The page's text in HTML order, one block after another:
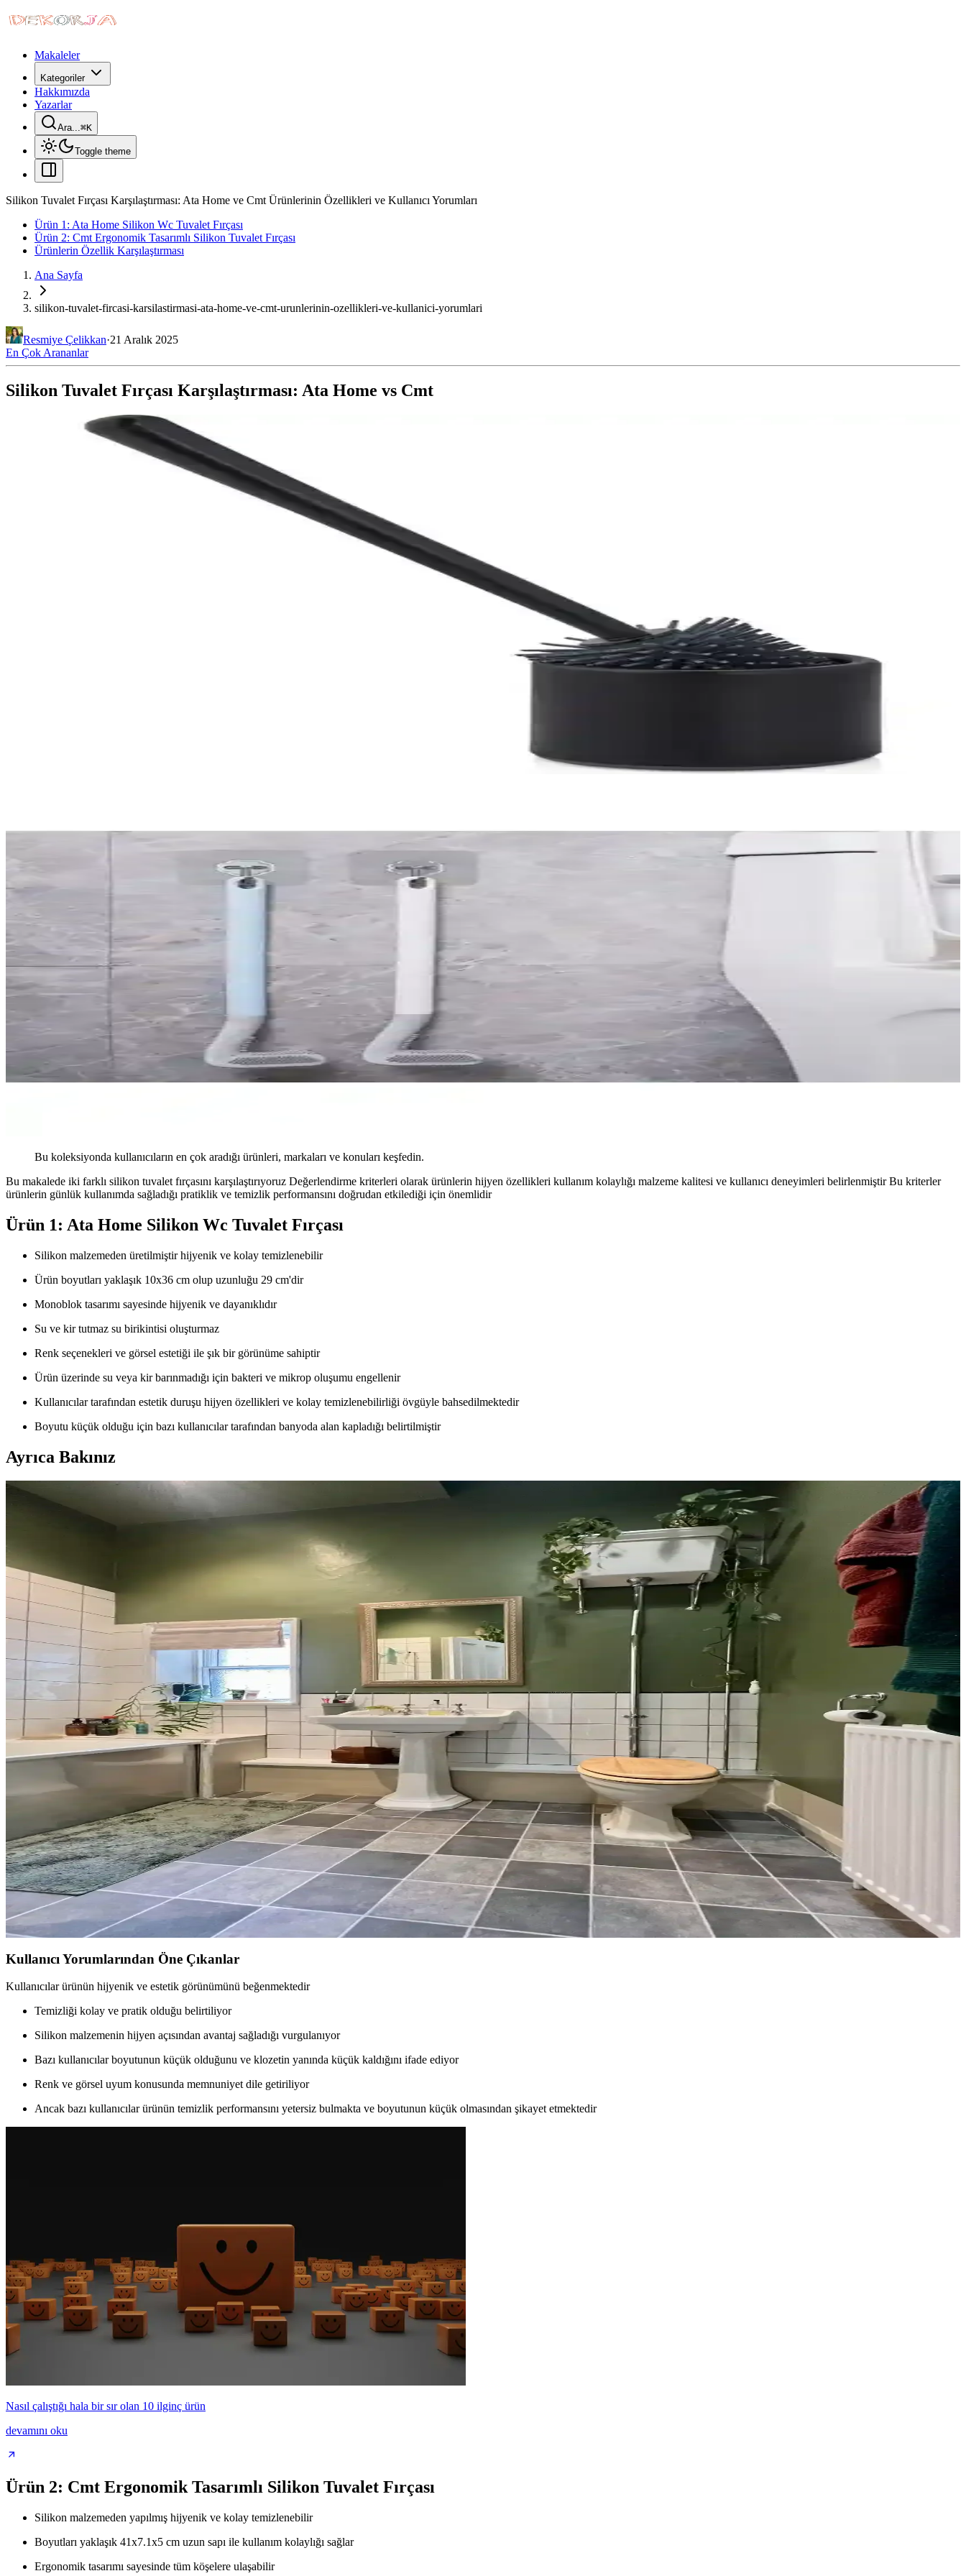
Makaleler
Kategoriler
Hakkımızda
Yazarlar
Ara...⌘K
Toggle theme
Silikon Tuvalet Fırçası Karşılaştırması: Ata Home ve Cmt Ürünlerinin Özellikleri ve Kullanıcı Yorumları
Ürün 1: Ata Home Silikon Wc Tuvalet Fırçası
Ürün 2: Cmt Ergonomik Tasarımlı Silikon Tuvalet Fırçası
Ürünlerin Özellik Karşılaştırması
Ana Sayfa
silikon-tuvalet-fircasi-karsilastirmasi-ata-home-ve-cmt-urunlerinin-ozellikleri-ve-kullanici-yorumlari
Resmiye Çelikkan·21 Aralık 2025
En Çok Arananlar
Silikon Tuvalet Fırçası Karşılaştırması: Ata Home vs Cmt
Bu koleksiyonda kullanıcıların en çok aradığı ürünleri, markaları ve konuları keşfedin.
Bu makalede iki farklı silikon tuvalet fırçasını karşılaştırıyoruz Değerlendirme kriterleri olarak ürünlerin hijyen özellikleri kullanım kolaylığı malzeme kalitesi ve kullanıcı deneyimleri belirlenmiştir Bu kriterler
ürünlerin günlük kullanımda sağladığı pratiklik ve temizlik performansını doğrudan etkilediği için önemlidir
Ürün 1: Ata Home Silikon Wc Tuvalet Fırçası
Silikon malzemeden üretilmiştir hijyenik ve kolay temizlenebilir
Ürün boyutları yaklaşık 10x36 cm olup uzunluğu 29 cm'dir
Monoblok tasarımı sayesinde hijyenik ve dayanıklıdır
Su ve kir tutmaz su birikintisi oluşturmaz
Renk seçenekleri ve görsel estetiği ile şık bir görünüme sahiptir
Ürün üzerinde su veya kir barınmadığı için bakteri ve mikrop oluşumu engellenir
Kullanıcılar tarafından estetik duruşu hijyen özellikleri ve kolay temizlenebilirliği övgüyle bahsedilmektedir
Boyutu küçük olduğu için bazı kullanıcılar tarafından banyoda alan kapladığı belirtilmiştir
Ayrıca Bakınız
1960'lar Banyosunu Modernize Etmek İçin Renk, Malzeme ve Tasarım Önerileri
1960'lar banyolarını modernleştirmek için renk dengesi, mikroçimento duvarlar, şeffaf duş perdeleri ve pirinç donanımlar kullanılarak ferah ve estetik bir ortam yaratılabilir.
1970'ler Banyosunu 1000 Dolar Altında Yenilemek İçin Yüksek Getirili Güncellemeler
1970'lerden kalma banyoları 1000 dolar altı bütçeyle yenilemek için duvar boyası, aydınlatma, ayna ve fayans boyama gibi düşük maliyetli ama etkili yöntemler sunuluyor. Retro estetik korunuyor.
Tuvaletin Üstü İçin Fonksiyonel ve Estetik Dekorasyon ve Depolama Çözümleri
Tuvaletin üst kısmı, depolama dolapları, raflar, sanat eserleri ve uygun aydınlatma ile hem fonksiyonel hem de estetik hale getirilebilir. Doğru malzeme ve renk seçimi mekanın atmosferini dengeler.
Banyo Dekorasyonunda Havlu Renk Seçimi: Estetik ve Pratik İpuçları
Havlu renk seçimi, banyo dekorasyonunun uyumu ve pratikliği için önemlidir. Beyaz, siyah ve toprak tonları farklı avantajlar sunar. Doğru bakım ve uyumla estetik ve fonksiyonel sonuçlar elde edilir.
Banyo Dekorasyonunda Yeşil Tonları ve Güvenlik Önlemleriyle Estetik ve Fonksiyonellik
Banyo dekorasyonunda yeşil tonlar, altın detaylar ve çiçek desenleriyle estetik bir atmosfer oluştururken, perde seçimi ve düzenlemesi yangın riskini azaltmak için önemlidir.
Banyo Duvar Boyası Seçiminde Renk ve Donanım Uyumu: Modern ve Doğal Yaklaşımlar
Banyo duvar boyası seçimi, renk ve donanım uyumuyla mekanın atmosferini belirler. Mavi-gri, yeşil ve nötr tonlar rahatlatıcı ve doğal bir ortam sağlar. Siyah donanımlar mekan bütünlüğünü güçlendirir.
Küçük Yarım Banyoda Ekonomik ve Estetik Yenileme: Tasarım ve Maliyet Analizi
30 yıl sonra küçük bir yarım banyoda yapılan yenileme, mantar desenli duvar kağıdı ve uygun malzeme seçimiyle estetik ve işlevselliği artırdı. Maliyetler ve detaylar analiz edildi.
Kiralık Banyoda Dekorasyon ve Yenileme: Boya, Zemin ve Fayans Seçiminde Dikkat Edilmesi Gerekenler
Kiralık banyolarda boya, fayans ve zemin yenileme süreçlerinde dayanıklılık, estetik ve ev sahibi onayı ön plandadır. Bu rehber, pratik ve uyumlu dekorasyon önerileri sunar.
Kullanıcı Yorumlarından Öne Çıkanlar
Kullanıcılar ürünün hijyenik ve estetik görünümünü beğenmektedir
Temizliği kolay ve pratik olduğu belirtiliyor
Silikon malzemenin hijyen açısından avantaj sağladığı vurgulanıyor
Bazı kullanıcılar boyutunun küçük olduğunu ve klozetin yanında küçük kaldığını ifade ediyor
Renk ve görsel uyum konusunda memnuniyet dile getiriliyor
Ancak bazı kullanıcılar ürünün temizlik performansını yetersiz bulmakta ve boyutunun küçük olmasından şikayet etmektedir
Nasıl çalıştığı hala bir sır olan 10 ilginç ürün
devamını oku
Ürün 2: Cmt Ergonomik Tasarımlı Silikon Tuvalet Fırçası
Silikon malzemeden yapılmış hijyenik ve kolay temizlenebilir
Boyutları yaklaşık 41x7.1x5 cm uzun sapı ile kullanım kolaylığı sağlar
Ergonomik tasarımı sayesinde tüm köşelere ulaşabilir